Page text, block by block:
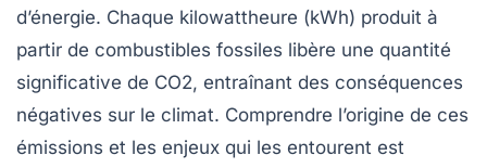
d’énergie. Chaque kilowattheure (kWh) produit à
partir de combustibles fossiles libère une quantité
significative de CO2, entraînant des conséquences
négatives sur le climat. Comprendre l’origine de ces
émissions et les enjeux qui les entourent est